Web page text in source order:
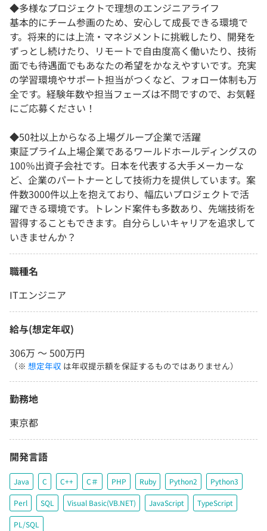
◆多様なプロジェクトで理想のエンジニアライフ
基本的にチーム参画のため、安心して成長できる環境で
す。将来的には上流・マネジメントに挑戦したり、開発を
ずっとし続けたり、リモートで自由度高く働いたり、技術
面でも待遇面でもあなたの希望をかなえやすいです。充実
の学習環境やサポート担当がつくなど、フォロー体制も万
全です。経験年数や担当フェーズは不問ですので、お気軽
にご応募ください！
◆50社以上からなる上場グループ企業で活躍
東証プライム上場企業であるワールドホールディングスの
100％出資子会社です。日本を代表する大手メーカーな
ど、企業のパートナーとして技術力を提供しています。案
件数3000件以上を抱えており、幅広いプロジェクトで活
躍できる環境です。トレンド案件も多数あり、先端技術を
習得することもできます。自分らしいキャリアを追求して
いきませんか？
職種名
ITエンジニア
給与(想定年収)
306万 〜 500万円
（※ 想定年収 は年収提示額を保証するものではありません）
勤務地
東京都
開発言語
Java C C++ C＃ PHP Ruby Python2 Python3
Perl SQL Visual Basic(VB.NET) JavaScript TypeScript
PL/SQL